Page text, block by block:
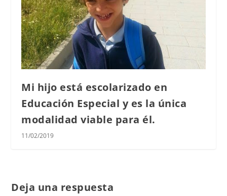
Mi hijo está escolarizado en
Educación Especial y es la única
modalidad viable para él.
11/02/2019
Deja una respuesta